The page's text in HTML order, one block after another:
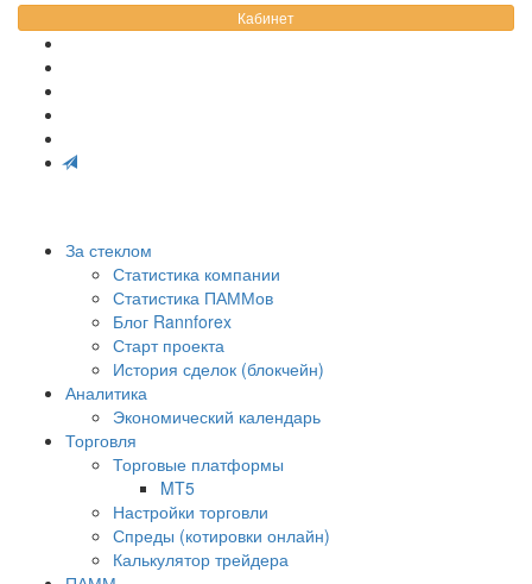
Кабинет
За стеклом
Статистика компании
Статистика ПАММов
Блог Rannforex
Старт проекта
История сделок (блокчейн)
Аналитика
Экономический календарь
Торговля
Торговые платформы
MT5
Настройки торговли
Спреды (котировки онлайн)
Калькулятор трейдера